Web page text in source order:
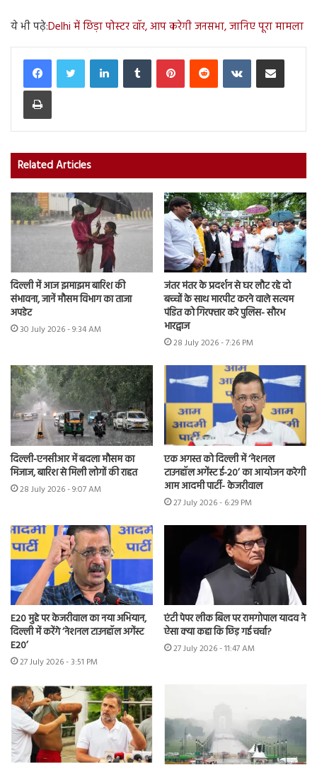
ये भी पढ़े:Delhi में छिड़ा पोस्टर वॉर, आप करेगी जनसभा, जानिए पूरा मामला
LinkedInTumblr PinterestReddit VKontakteShare via Email
Print
Related Articles
दिल्ली में आज झमाझम बारिश की
संभावना, जानें मौसम विभाग का ताजा
अपडेट
30 July 2026 - 9:34 AM
जंतर मंतर के प्रदर्शन से घर लौट रहे दो
बच्चों के साथ मारपीट करने वाले सत्यम
पंडित को गिरफ्तार करे पुलिस- सौरभ
भारद्वाज
28 July 2026 - 7:26 PM
दिल्ली-एनसीआर में बदला मौसम का
मिजाज, बारिश से मिली लोगों की राहत
28 July 2026 - 9:07 AM
एक अगस्त को दिल्ली में ‘नेशनल
टाउनहॉल अगेंस्ट ई-20’ का आयोजन करेगी
आम आदमी पार्टी- केजरीवाल
27 July 2026 - 6:29 PM
E20 मुद्दे पर केजरीवाल का नया अभियान,
दिल्ली में करेंगे ‘नेशनल टाउनहॉल अगेंस्ट
E20’
27 July 2026 - 3:51 PM
एंटी पेपर लीक बिल पर रामगोपाल यादव ने
ऐसा क्या कहा कि छिड़ गई चर्चा?
27 July 2026 - 11:47 AM